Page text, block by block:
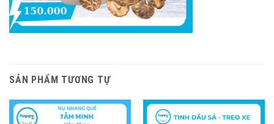
SẢN PHẨM TƯƠNG TỰ